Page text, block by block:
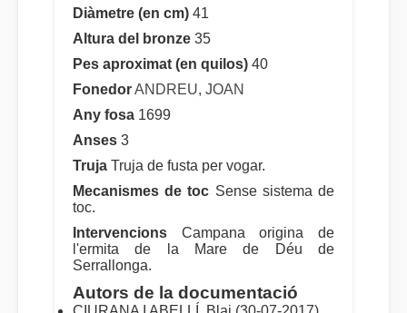
Diàmetre (en cm) 41
Altura del bronze 35
Pes aproximat (en quilos) 40
FonedorANDREU, JOAN
Any fosa 1699
Anses 3
Truja Truja de fusta per vogar.
Mecanismes de toc Sense sistema de
toc.
Intervencions Campana origina de
l'ermita de la Mare de Déu de
Serrallonga.
Autors de la documentació